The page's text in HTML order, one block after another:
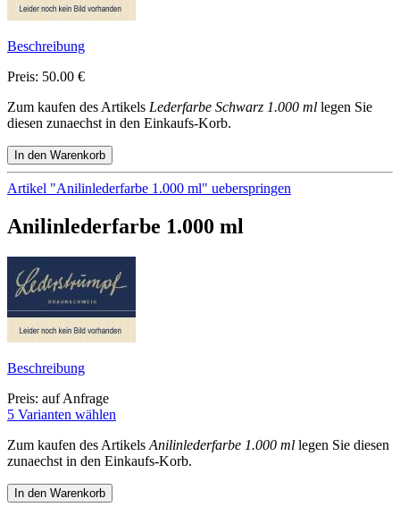
Beschreibung
Preis: 50.00 €
Zum kaufen des Artikels Lederfarbe Schwarz 1.000 ml legen Sie
diesen zunaechst in den Einkaufs-Korb.
Artikel "Anilinlederfarbe 1.000 ml" ueberspringen
Anilinlederfarbe 1.000 ml
Beschreibung
Preis: auf Anfrage
5 Varianten wählen
Zum kaufen des Artikels Anilinlederfarbe 1.000 ml legen Sie diesen
zunaechst in den Einkaufs-Korb.